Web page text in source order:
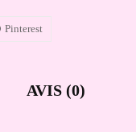
Pinterest
AVIS (0)